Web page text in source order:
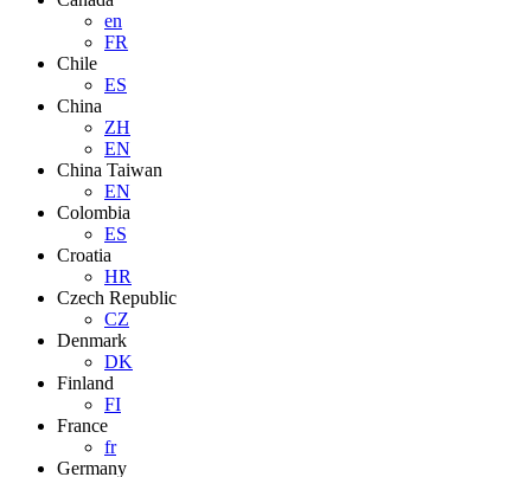
en
FR
Chile
ES
China
ZH
EN
China Taiwan
EN
Colombia
ES
Croatia
HR
Czech Republic
CZ
Denmark
DK
Finland
FI
France
fr
Germany